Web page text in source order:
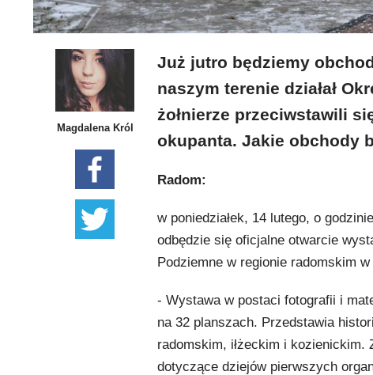
Magdalena Król
Już jutro będziemy
naszym terenie działał
żołnierze przeciwstawili
okupanta. Jakie obchody
Radom:
w poniedziałek, 14 lutego, o
odbędzie się oficjalne otwarcie
Podziemne w regionie radomskim w
- Wystawa w postaci fotografii i
na 32 planszach. Przedstawia
radomskim, iłżeckim i kozienickim.
dotyczące dziejów pierwszych